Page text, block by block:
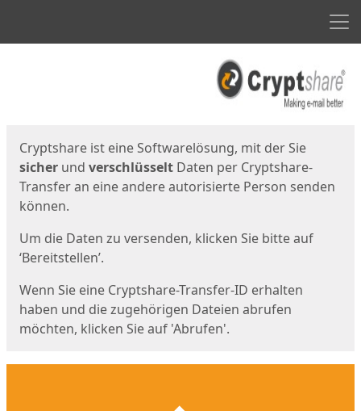
Cryptshare ist eine Softwarelösung, mit der Sie
sicher und verschlüsselt Daten per Cryptshare-
Transfer an eine andere autorisierte Person senden
können.
Um die Daten zu versenden, klicken Sie bitte auf
‘Bereitstellen’.
Wenn Sie eine Cryptshare-Transfer-ID erhalten
haben und die zugehörigen Dateien abrufen
möchten, klicken Sie auf 'Abrufen'.